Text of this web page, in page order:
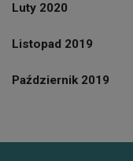
Luty 2020
Listopad 2019
Październik 2019